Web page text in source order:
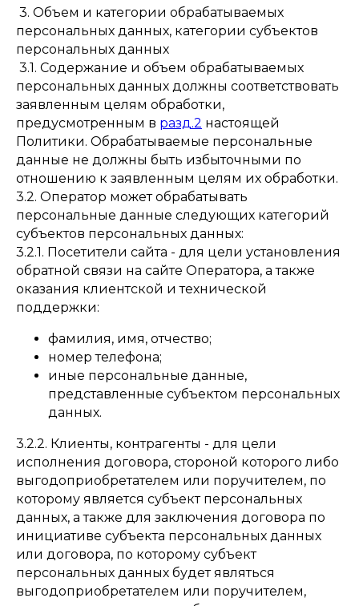
3. Объем и категории обрабатываемых
персональных данных, категории субъектов
персональных данных
3.1. Содержание и объем обрабатываемых
персональных данных должны соответствовать
заявленным целям обработки,
предусмотренным в разд.2 настоящей
Политики. Обрабатываемые персональные
данные не должны быть избыточными по
отношению к заявленным целям их обработки.
3.2. Оператор может обрабатывать
персональные данные следующих категорий
субъектов персональных данных:
3.2.1. Посетители сайта - для цели установления
обратной связи на сайте Оператора, а также
оказания клиентской и технической
поддержки:
фамилия, имя, отчество;
номер телефона;
иные персональные данные,
представленные субъектом персональных
данных.
3.2.2. Клиенты, контрагенты - для цели
исполнения договора, стороной которого либо
выгодоприобретателем или поручителем, по
которому является субъект персональных
данных, а также для заключения договора по
инициативе субъекта персональных данных
или договора, по которому субъект
персональных данных будет являться
выгодоприобретателем или поручителем,